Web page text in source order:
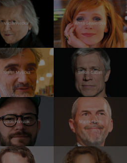
Václav Neckář Anna Geislerová
Martin Myšička Šimon Caban
Lukáš Hanulák Marek Eben